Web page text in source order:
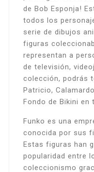
de Bob Esponja!
todos los
serie de dibujos
figuras
representan a
de televisión,
colección, podrás
Patricio,
Fondo de Bikini en
Funko es una
conocida por sus
Estas figuras han
popularidad entre
coleccionismo